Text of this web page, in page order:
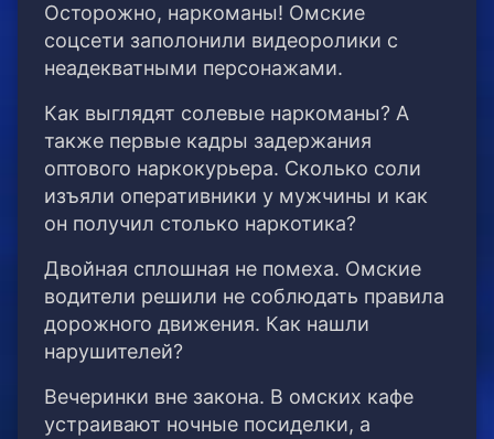
Осторожно, наркоманы! Омские
соцсети заполонили видеоролики с
неадекватными персонажами.
Как выглядят солевые наркоманы? А
также первые кадры задержания
оптового наркокурьера. Сколько соли
изъяли оперативники у мужчины и как
он получил столько наркотика?
Двойная сплошная не помеха. Омские
водители решили не соблюдать правила
дорожного движения. Как нашли
нарушителей?
Вечеринки вне закона. В омских кафе
устраивают ночные посиделки, а